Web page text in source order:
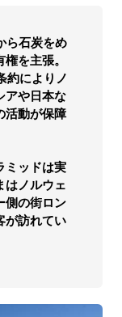
ら石炭をめ
を主張。
約によりノ
アや日本な
活動が保障
ミッドは実
はノルウェ
側の街ロン
が訪れてい